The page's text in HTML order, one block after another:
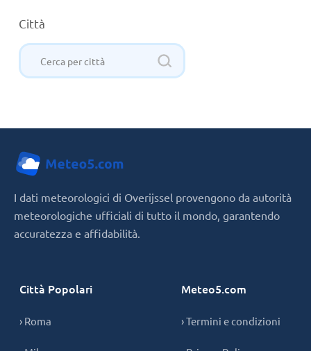
Città
I dati meteorologici di Overijssel provengono da autorità
meteorologiche ufficiali di tutto il mondo, garantendo
accuratezza e affidabilità.
Città Popolari
› Roma
Meteo5.com
› Termini e condizioni